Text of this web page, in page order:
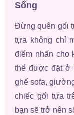
Sống
Đừng quên gối
tựa không chỉ
điểm nhấn cho
thể được đặt ở
ghế sofa,
chiếc gối tựa
bạn sẽ trở nên